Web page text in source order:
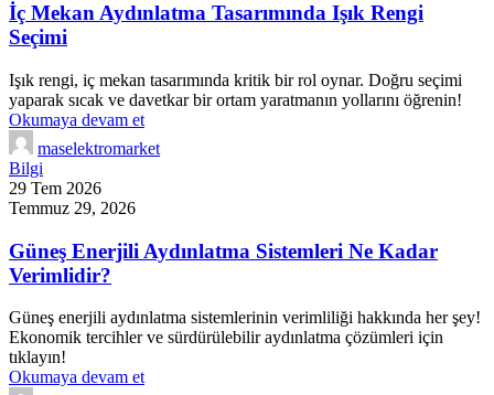
İç Mekan Aydınlatma Tasarımında Işık Rengi
Seçimi
Işık rengi, iç mekan tasarımında kritik bir rol oynar. Doğru seçimi
yaparak sıcak ve davetkar bir ortam yaratmanın yollarını öğrenin!
Okumaya devam et
maselektromarket
Bilgi
29 Tem 2026
Temmuz 29, 2026
Güneş Enerjili Aydınlatma Sistemleri Ne Kadar
Verimlidir?
Güneş enerjili aydınlatma sistemlerinin verimliliği hakkında her şey!
Ekonomik tercihler ve sürdürülebilir aydınlatma çözümleri için
tıklayın!
Okumaya devam et